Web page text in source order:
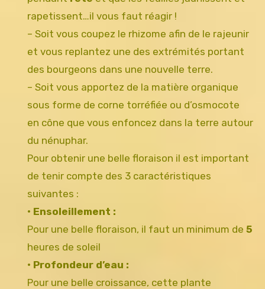
rapetissent…il vous faut réagir !
– Soit vous coupez le rhizome afin de le rajeunir
et vous replantez une des extrémités portant
des bourgeons dans une nouvelle terre.
– Soit vous apportez de la matière organique
sous forme de corne torréfiée ou d’osmocote
en cône que vous enfoncez dans la terre autour
du nénuphar.
Pour obtenir une belle floraison il est important
de tenir compte des 3 caractéristiques
suivantes :
• Ensoleillement :
Pour une belle floraison, il faut un minimum de 5
heures de soleil
• Profondeur d’eau :
Pour une belle croissance, cette plante